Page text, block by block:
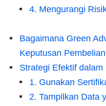
4. Mengurangi
Bagaimana Green
Keputusan
Strategi Efektif
1. Gunakan
2. Tampilkan Data